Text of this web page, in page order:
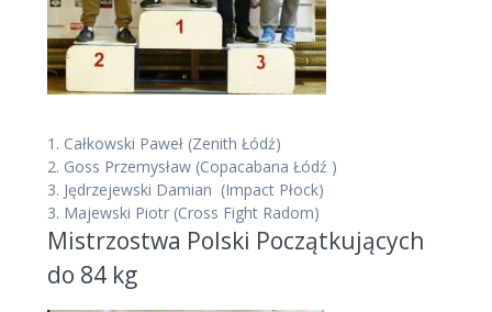
1. Całkowski Paweł (Zenith Łódź)
2. Goss Przemysław (Copacabana Łódź )
3. Jędrzejewski Damian (Impact Płock)
3. Majewski Piotr (Cross Fight Radom)
Mistrzostwa Polski Początkujących
do 84 kg